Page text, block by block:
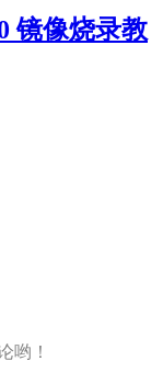
镜像烧录教
哟！